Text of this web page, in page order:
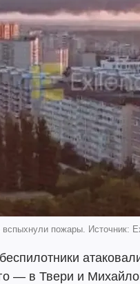
пожары. Источник:
— в Твери и